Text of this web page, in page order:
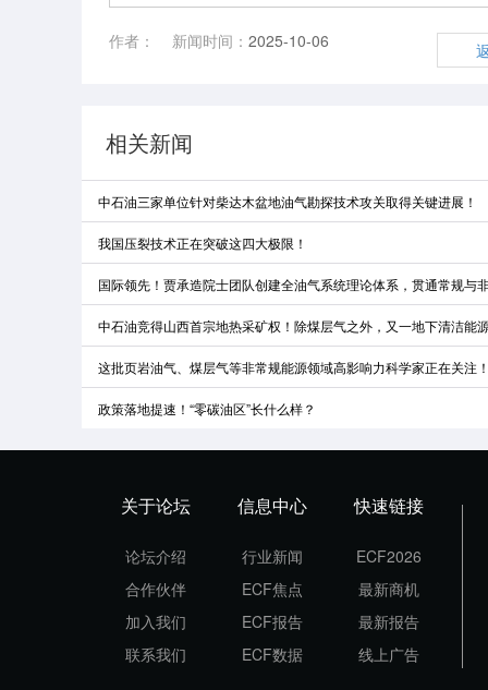
作者： 新闻时间： 2025-10-06
相关新闻
中石油三家单位针对柴达木盆地油气勘探技术攻关取得关键进展！
我国压裂技术正在突破这四大极限！
国际领先！贾承造院士团队创建全油气系统理论体系，贯通常规与
中石油竞得山西首宗地热采矿权！除煤层气之外，又一地下清洁能
这批页岩油气、煤层气等非常规能源领域高影响力科学家正在关注
政策落地提速！“零碳油区”长什么样？
关于论坛
论坛介绍
合作伙伴
加入我们
联系我们
信息中心
行业新闻
ECF焦点
ECF报告
ECF数据
快速链接
ECF2026
最新商机
最新报告
线上广告